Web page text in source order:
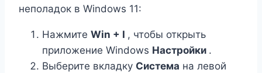
неполадок в Windows 11:
Нажмите Win + I , чтобы открыть
приложение Windows Настройки .
Выберите вкладку Система на левой